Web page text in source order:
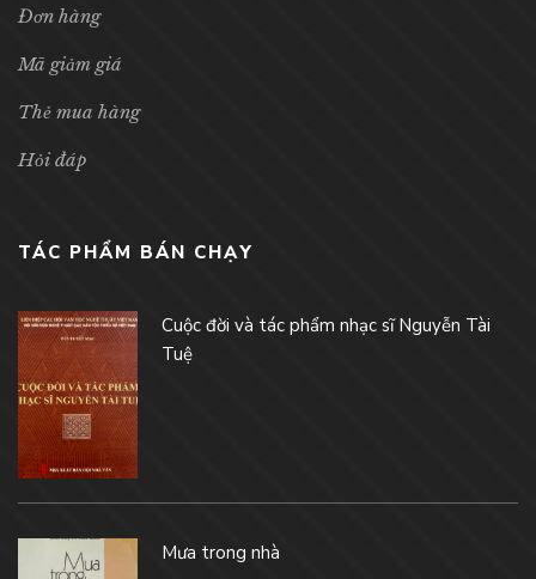
Đơn hàng
Mã giảm giá
Thẻ mua hàng
Hỏi đáp
TÁC PHẨM BÁN CHẠY
Cuộc đời và tác phẩm nhạc sĩ Nguyễn Tài
Tuệ
Mưa trong nhà